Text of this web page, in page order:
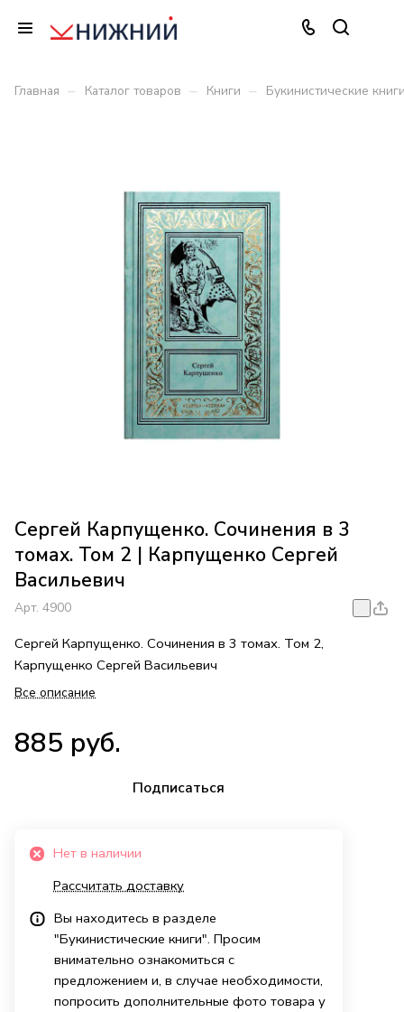
Главная – Каталог товаров – Книги – Букинистические
Сергей Карпущенко. Сочинения в 3
томах. Том 2 | Карпущенко Сергей
Васильевич
Арт. 4900
Сергей Карпущенко. Сочинения в 3 томах. Том 2,
Карпущенко Сергей Васильевич
Все описание
885 руб.
Подписаться
Нет в наличии
Рассчитать доставку
Вы находитесь в разделе
"Букинистические книги". Просим
внимательно ознакомиться с
предложением и, в случае необходимости,
попросить дополнительные фото товара у